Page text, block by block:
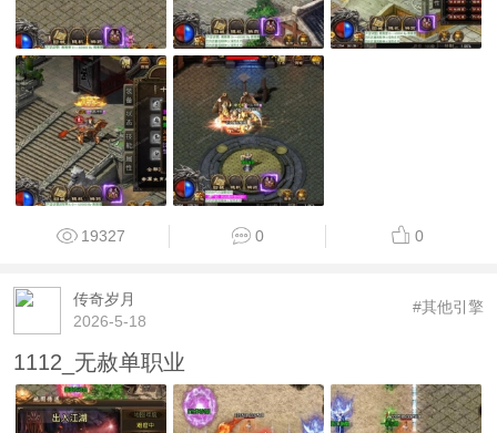
19327 0 0
传奇岁月
2026-5-18
#其他引擎
1112_无赦单职业